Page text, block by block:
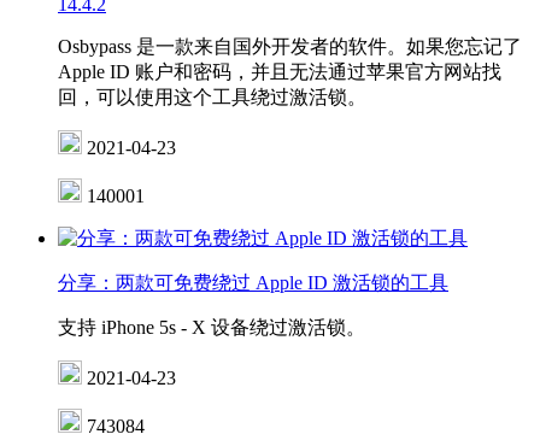
14.4.2
Osbypass 是一款来自国外开发者的软件。如果您忘记了
Apple ID 账户和密码，并且无法通过苹果官方网站找
回，可以使用这个工具绕过激活锁。
2021-04-23
140001
分享：两款可免费绕过 Apple ID 激活锁的工具
支持 iPhone 5s - X 设备绕过激活锁。
2021-04-23
743084